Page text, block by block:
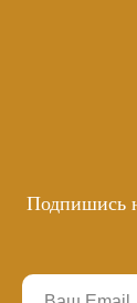
Подпишись